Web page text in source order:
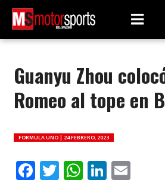
Guanyu Zhou
Romeo al tope en
FORMULA UNO | 24 FEBRERO, 2023
Facebook
Twitter
WhatsApp